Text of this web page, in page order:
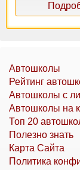
Автошколы
Рейтинг
Автошколы с
Автошколы на
Топ 20
Полезно знать
Карта Сайта
Политика